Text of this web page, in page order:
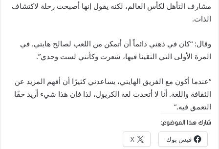
مشارف التأهل لكأس العالم، لكنه يقول إنها أصبحت رحلة لاكتشاف
الذات.
وقال: “كان في ذهني دائماً أن أتمكن من اللعب لصالح هايتي. في
المرة الأولى التي التقينا فيها، شعرت وكأنني لست وحدي”.
“عندما أكون مع الفريق الهايتي، يساعدني كثيرًا أن أفهم المزيد عن
الثقافة واللغة. أنا لا أتحدث لغة الكريول، لذا فإن هذا شيء أريد حقًا
التعمق فيه.”
شارك هذا الموضوع:
فيس بوك X